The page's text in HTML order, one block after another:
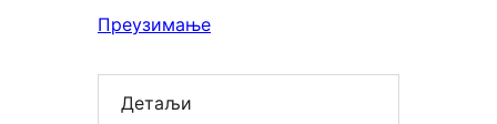
Преузимање
Детаљи